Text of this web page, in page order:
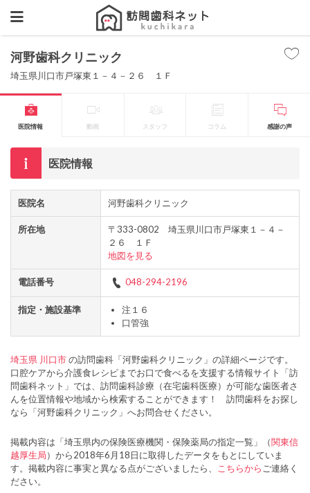
河野歯科クリニック
埼玉県川口市戸塚東１－４－２６ １Ｆ
医院情報 動画 スタッフ コラム 感謝の声
医院情報
医院名 河野歯科クリニック
所在地
〒333-0802 埼玉県川口市戸塚東１－４－
２６ １Ｆ
地図を見る
電話番号 048-294-2196
指定・施設基準
注１６
口管強
埼玉県 川口市の訪問歯科「河野歯科クリニック」の詳細ページです。
口腔ケアから介護食レシピまでお口で食べるを支援する情報サイト「訪
問歯科ネット」では、訪問歯科診療（在宅歯科医療）が可能な歯医者さ
んを位置情報や地域から検索することができます！ 訪問歯科をお探し
なら「河野歯科クリニック」へお問合せください。
掲載内容は「埼玉県内の保険医療機関・保険薬局の指定一覧」（関東信
越厚生局）から2018年6月18日に取得したデータをもとにしていま
す。掲載内容に事実と異なる点がございましたら、
こちらから ご連絡く
ださい。